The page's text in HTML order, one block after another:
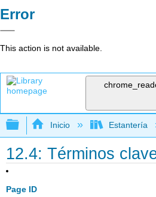
Error
This action is not available.
Expandir/contraer
Inicio Estantería
12.4: Términos
Page ID